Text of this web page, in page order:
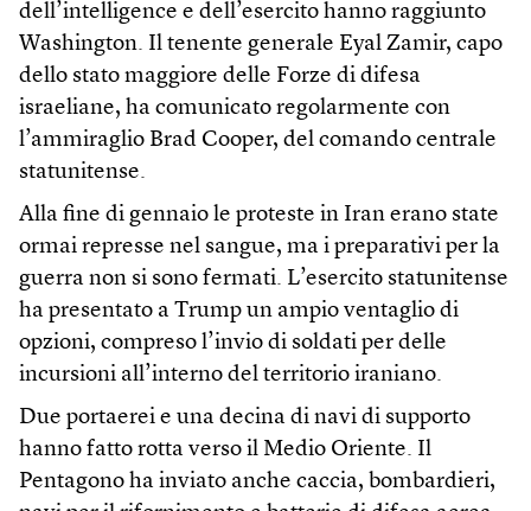
dell’intelligence e dell’esercito hanno raggiunto
Washington. Il tenente generale Eyal Zamir, capo
dello stato maggiore delle Forze di difesa
israeliane, ha comunicato regolarmente con
l’ammiraglio Brad Cooper, del comando centrale
statunitense.
Alla fine di gennaio le proteste in Iran erano state
ormai represse nel sangue, ma i preparativi per la
guerra non si sono fermati. L’esercito statunitense
ha presentato a Trump un ampio ventaglio di
opzioni, compreso l’invio di soldati per delle
incursioni all’interno del territorio iraniano.
Due portaerei e una decina di navi di supporto
hanno fatto rotta verso il Medio Oriente. Il
Pentagono ha inviato anche caccia, bombardieri,